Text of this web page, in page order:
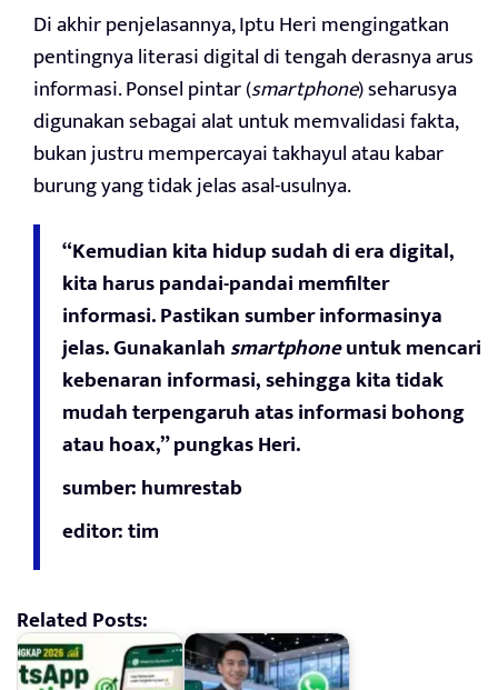
Di akhir penjelasannya, Iptu Heri mengingatkan
pentingnya literasi digital di tengah derasnya arus
informasi. Ponsel pintar (smartphone) seharusya
digunakan sebagai alat untuk memvalidasi fakta,
bukan justru mempercayai takhayul atau kabar
burung yang tidak jelas asal-usulnya.
“Kemudian kita hidup sudah di era digital,
kita harus pandai-pandai memfilter
informasi. Pastikan sumber informasinya
jelas. Gunakanlahsmartphoneuntuk mencari
kebenaran informasi, sehingga kita tidak
mudah terpengaruh atas informasi bohong
atau hoax,” pungkas Heri.
sumber: humrestab
editor: tim
Related Posts: